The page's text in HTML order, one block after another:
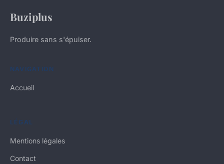
Buziplus
Produire sans s'épuiser.
NAVIGATION
Accueil
LÉGAL
Mentions légales
Contact